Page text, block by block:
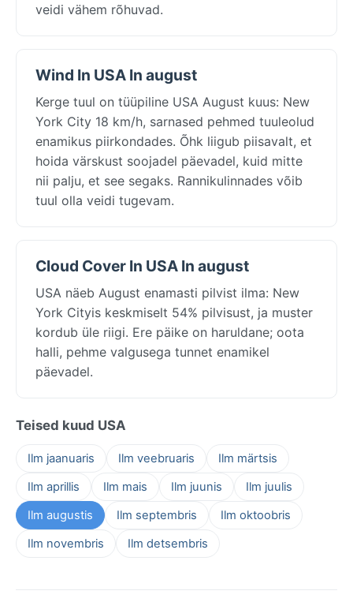
veidi vähem rõhuvad.
Wind In USA In august
Kerge tuul on tüüpiline USA August kuus: New
York City 18 km/h, sarnased pehmed tuuleolud
enamikus piirkondades. Õhk liigub piisavalt, et
hoida värskust soojadel päevadel, kuid mitte
nii palju, et see segaks. Rannikulinnades võib
tuul olla veidi tugevam.
Cloud Cover In USA In august
USA näeb August enamasti pilvist ilma: New
York Cityis keskmiselt 54% pilvisust, ja muster
kordub üle riigi. Ere päike on haruldane; oota
halli, pehme valgusega tunnet enamikel
päevadel.
Teised kuud USA
Ilm jaanuaris Ilm veebruaris
Ilm märtsis
Ilm aprillis
Ilm mais Ilm juunis
Ilm juulis
Ilm augustis
Ilm septembris
Ilm oktoobris
Ilm novembris
Ilm detsembris